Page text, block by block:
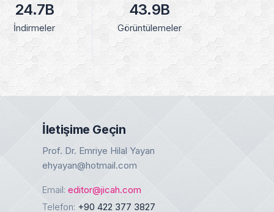
24.7B
İndirmeler
43.9B
Görüntülemeler
İletişime Geçin
Prof. Dr. Emriye Hilal Yayan
ehyayan@hotmail.com
Email: editor@jicah.com
Telefon: +90 422 377 3827